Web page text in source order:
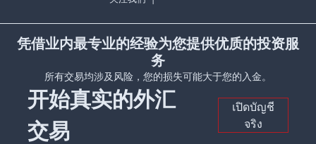
凭借业内最专业的经验为您提供优质的投资服
务
所有交易均涉及风险，您的损失可能大于您的入金。
开始真实的外汇
交易
เปิดบัญชี
จริง